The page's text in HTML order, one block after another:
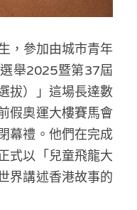
，參加由城市青年
舉2025暨第37屆
拔）」這場長達數
假奧運大樓賽馬會
幕禮。他們在完成
式以「兒童飛龍大
界講述香港故事的